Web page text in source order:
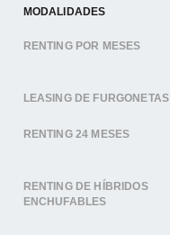
MODALIDADES
RENTING POR MESES
LEASING DE FURGONETAS
RENTING 24 MESES
RENTING DE HÍBRIDOS
ENCHUFABLES